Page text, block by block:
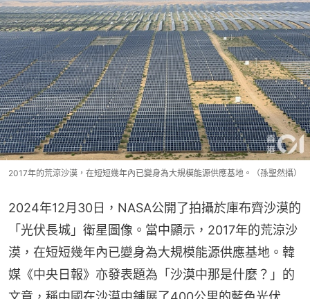
2017年的荒涼沙漠，在短短幾年內已變身為大規模能源供應基地。（孫聖然攝）
2024年12月30日，NASA公開了拍攝於庫布齊沙漠的
「光伏長城」衛星圖像。當中顯示，2017年的荒涼沙
漠，在短短幾年內已變身為大規模能源供應基地。韓
媒《中央日報》亦發表題為「沙漠中那是什麼？」的